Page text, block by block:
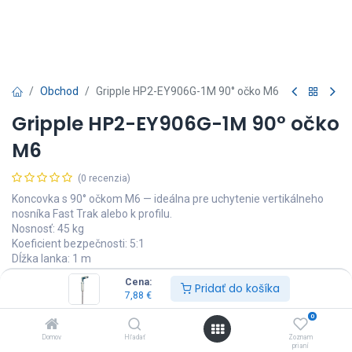
Cena:
7,88 € Pridať do košíka
Domov Hľadať
0
Zoznam
prianí
Obchod Gripple HP2-EY906G-1M 90° očko M6
Gripple HP2-EY906G-1M 90° očko
M6
(0 recenzia)
Koncovka s 90° očkom M6 — ideálna pre uchytenie vertikálneho
nosníka Fast Trak alebo k profilu.
Nosnosť: 45 kg
Koeficient bezpečnosti: 5:1
Dĺžka lanka: 1 m
Vrátane DPH